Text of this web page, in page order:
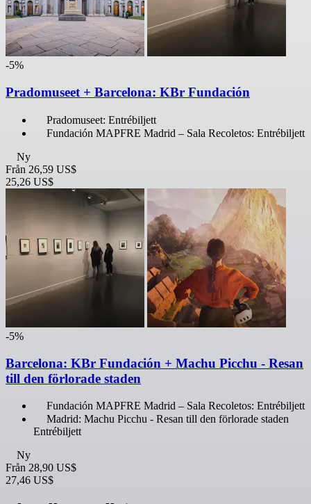
-5%
Pradomuseet + Barcelona: KBr Fundación
Pradomuseet: Entrébiljett
Fundación MAPFRE Madrid – Sala Recoletos: Entrébiljett
Ny
Från 26,59 US$
25,26 US$
-5%
Barcelona: KBr Fundación + Machu Picchu - Resan
till den förlorade staden
Fundación MAPFRE Madrid – Sala Recoletos: Entrébiljett
Madrid: Machu Picchu - Resan till den förlorade staden
Entrébiljett
Ny
Från 28,90 US$
27,46 US$